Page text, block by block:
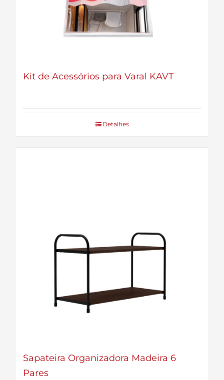
Kit de Acessórios para Varal KAVT
Detalhes
Sapateira Organizadora Madeira 6
Pares